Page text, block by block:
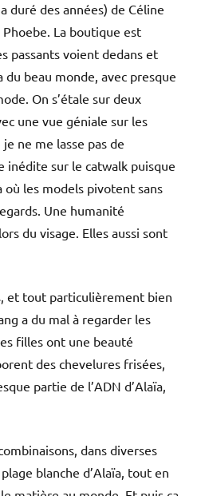
duré des années) de Céline
La boutique est
passants voient dedans et
du beau monde, avec presque
On s’étale sur deux
une vue géniale sur les
ne me lasse pas de
inédite sur le catwalk puisque
où les models pivotent sans
Une humanité
du visage. Elles aussi sont
et tout particulièrement bien
a du mal à regarder les
filles ont une beauté
des chevelures frisées,
partie de l’ADN d’Alaïa,
dans diverses
blanche d’Alaïa, tout en